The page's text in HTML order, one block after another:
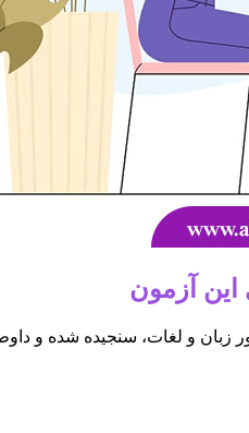
و لغات، سنجیده شده و